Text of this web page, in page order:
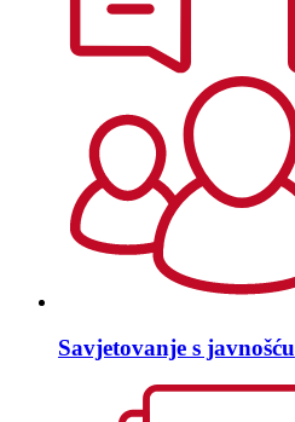
Savjetovanje s javnošću